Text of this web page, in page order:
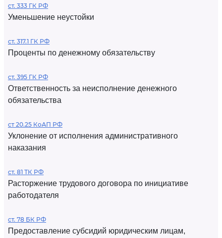
ст. 333 ГК РФ
Уменьшение неустойки
ст. 317.1 ГК РФ
Проценты по денежному обязательству
ст. 395 ГК РФ
Ответственность за неисполнение денежного
обязательства
ст 20.25 КоАП РФ
Уклонение от исполнения административного
наказания
ст. 81 ТК РФ
Расторжение трудового договора по инициативе
работодателя
ст. 78 БК РФ
Предоставление субсидий юридическим лицам,